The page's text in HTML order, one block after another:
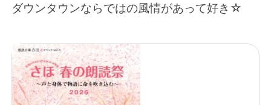
ダウンタウンならではの風情があって好き☆